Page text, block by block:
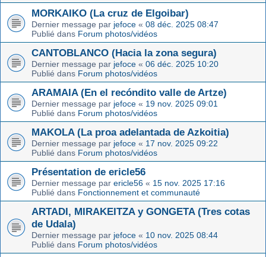
MORKAIKO (La cruz de Elgoibar)
Dernier message par jefoce « 08 déc. 2025 08:47
Publié dans Forum photos/vidéos
CANTOBLANCO (Hacia la zona segura)
Dernier message par jefoce « 06 déc. 2025 10:20
Publié dans Forum photos/vidéos
ARAMAIA (En el recóndito valle de Artze)
Dernier message par jefoce « 19 nov. 2025 09:01
Publié dans Forum photos/vidéos
MAKOLA (La proa adelantada de Azkoitia)
Dernier message par jefoce « 17 nov. 2025 09:22
Publié dans Forum photos/vidéos
Présentation de ericle56
Dernier message par ericle56 « 15 nov. 2025 17:16
Publié dans Fonctionnement et communauté
ARTADI, MIRAKEITZA y GONGETA (Tres cotas
de Udala)
Dernier message par jefoce « 10 nov. 2025 08:44
Publié dans Forum photos/vidéos